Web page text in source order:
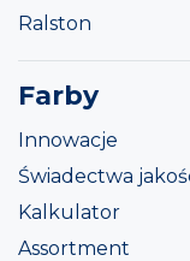
Ralston
Farby
Innowacje
Świadectwa
Kalkulator
Assortment